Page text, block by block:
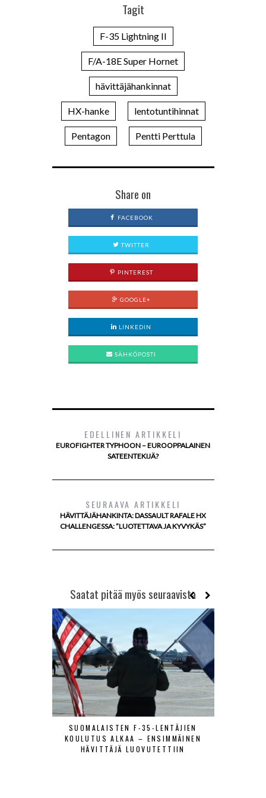
Tagit
F-35 Lightning II
F/A-18E Super Hornet
hävittäjähankinnat
HX-hanke lentotuntihinnat
Pentagon Pentti Perttula
Share on
FACEBOOK
TWITTER
PINTEREST
GOOGLE+
LINKEDIN
SÄHKÖPOSTI
EDELLINEN ARTIKKELI
EUROFIGHTER TYPHOON – EUROOPPALAINEN
SATEENTEKIJÄ?
SEURAAVA ARTIKKELI
HÄVITTÄJÄHANKINTA: DASSAULT RAFALE HX
CHALLENGESSA: ”LUOTETTAVA JA KYVYKÄS”
Saatat pitää myös seuraavista
SUOMALAISTEN F-35-LENTÄJIEN
KOULUTUS ALKAA – ENSIMMÄINEN
HÄVITTÄJÄ LUOVUTETTIIN